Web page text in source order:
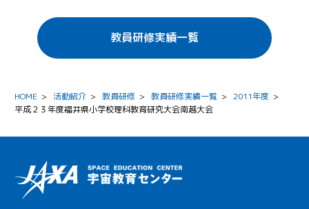
教員研修実績一覧
HOME > 活動紹介 > 教員研修 > 教員研修実績一覧 > 2011年度 >
平成２３年度福井県小学校理科教育研究大会南越大会